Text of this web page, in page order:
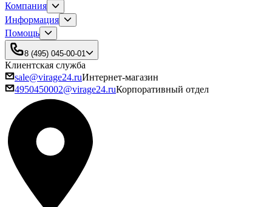
Компания
Информация
Помощь
8 (495) 045-00-01
Клиентская служба
sale@virage24.ruИнтернет-магазин
4950450002@virage24.ruКорпоративный отдел